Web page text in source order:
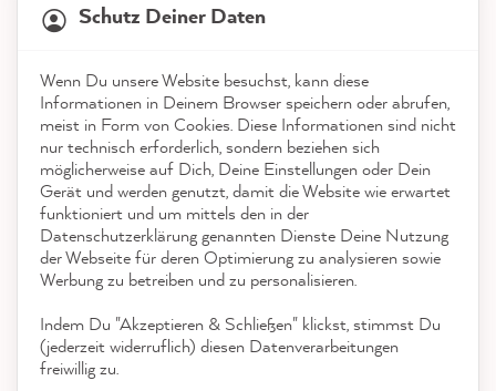
Service
Kontakt
App herunterladen
Auszeichnungen
Social Media
Schutz Deiner Daten
Wenn Du unsere Website besuchst, kann diese
Informationen in Deinem Browser speichern oder abrufen,
meist in Form von Cookies. Diese Informationen sind nicht
nur technisch erforderlich, sondern beziehen sich
möglicherweise auf Dich, Deine Einstellungen oder Dein
Gerät und werden genutzt, damit die Website wie erwartet
funktioniert und um mittels den in der
Datenschutzerklärung genannten Dienste Deine Nutzung
der Webseite für deren Optimierung zu analysieren sowie
Werbung zu betreiben und zu personalisieren.
Indem Du "Akzeptieren & Schließen" klickst, stimmst Du
(jederzeit widerruflich) diesen Datenverarbeitungen
freiwillig zu.
reviews-io
Stefanie H
Verifizierter Kunde
Ich habe einer alten, verwitterten Tisch und
einer Bank einen neuen Anstrich verpasst
und bin seh zufrieden mit dem Ergebnis.